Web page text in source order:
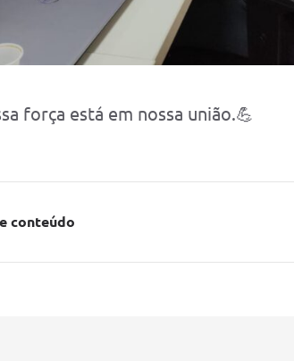
força está em nossa união.💪
conteúdo